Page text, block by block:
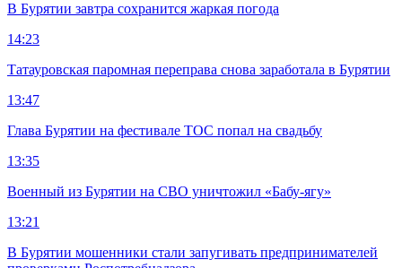
В Бурятии завтра сохранится жаркая погода
14:23
Татауровская паромная переправа снова заработала в Бурятии
13:47
Глава Бурятии на фестивале ТОС попал на свадьбу
13:35
Военный из Бурятии на СВО уничтожил «Бабу-ягу»
13:21
В Бурятии мошенники стали запугивать предпринимателей